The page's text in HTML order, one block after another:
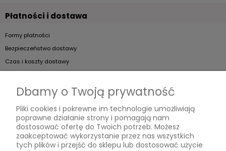
Płatności i dostawa
Formy płatności
Bezpieczeństwo dostawy
Czas i koszty dostawy
Artykuły
Jak dobierać kieliszki do szampana?
Jak podawać koniak?
Jak prawidłowo dbać o kieliszki?
Wybieramy kieliszki
Dbamy o Twoją prywatność
Pliki cookies i pokrewne im technologie umożliwiają
poprawne działanie strony i pomagają nam
dostosować ofertę do Twoich potrzeb. Możesz
zaakceptować wykorzystanie przez nas wszystkich
tych plików i przejść do sklepu lub dostosować użycie